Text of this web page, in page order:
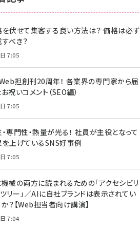
z世代 (1622)
meo (1275)
を伏せて集客する良い方法は？ 価格は必ず
べき？
7:05
担創刊20周年！ 各業界の専門家から届
祝いコメント（SEO編）
7:05
専門性・熱量が光る！ 社員が主役となって
を上げているSNS好事例
7:05
械の両方に読まれるための「アクセシビリ
リー」／AIに自社ブランドは表示されてい
？【Web担当者向け講演】
7:04